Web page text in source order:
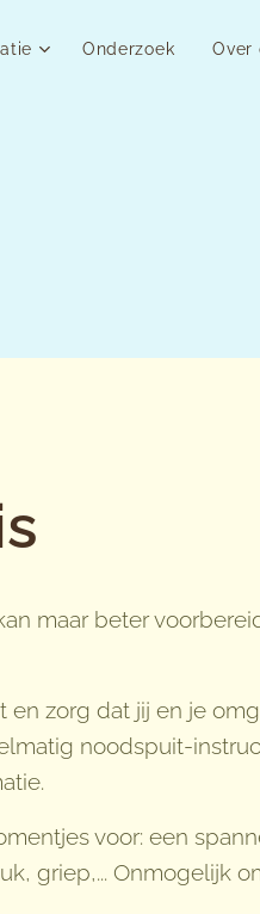
Onderzoek Over
maar beter
zorg dat jij en je
noodspuit-
voor: een
griep,... Onmogelijk